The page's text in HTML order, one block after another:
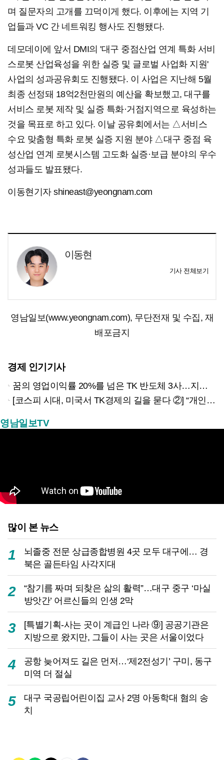
며 질문자의 고개를 끄덕이게 했다. 이후에는 지역 기
업들과 VC 간 네트워킹 행사도 진행됐다.
데모데이에 앞서 DMI의 '대구 중점산업 연계 특화 서비
스로봇 산업육성을 위한 실증 및 글로벌 사업화 지원'
사업의 성과공유회도 진행됐다. 이 사업은 지난해 5월
최종 선정돼 18억2천만원의 예산을 확보했고, 대구를
서비스 로봇 제작 및 실증 특화·거점지역으로 육성하는
것을 목표로 하고 있다. 이날 공유회에서는 △서비스
수요 맞춤형 특화 로봇 실증 지원 분야 △대구 중점 육
성산업 연계 로봇시스템 고도화 실증·보급 분야의 우수
성과들도 발표됐다.
이동현기자 shineast@yeongnam.com
이동현
기사 전체보기
영남일보(www.yeongnam.com), 무단전재 및 수집, 재
배포금지
경제 인기기사
꿈의 영업이익률 20%를 넘은 TK 반도체 3사…지역 경제 생태계 바꾸나
[코스피 시대, 미국서 TK경제의 길을 묻다 ②] “개인재무 필수과목 지정했더니 신용점수 오르고 대출 연체율 33% 줄었다”
영남일보TV
많이 본 뉴스
1
뇌졸중 전문 상급종합병원 4곳 모두 대구에… 경
북은 골든타임 사각지대
2
“참기름 짜며 되찾은 삶의 활력”…대구 중구 ‘마실
방앗간’ 어르신들의 인생 2막
3
[특별기획-사는 곳이 계급인 나라 ⑨] 공공기관은
지방으로 왔지만, 그들이 사는 곳은 서울이었다
4
공항 늦어져도 길은 먼저…‘제2전성기’ 구미, 동구
미역 더 절실
5
대구 국공립어린이집 교사 2명 아동학대 혐의 송
치